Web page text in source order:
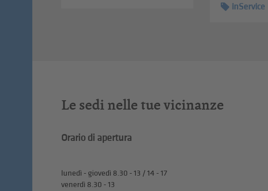
inService
Le sedi nelle tue vicinanze
Orario di apertura
lunedì - giovedì 8.30 - 13 / 14 - 17
venerdì 8.30 - 13